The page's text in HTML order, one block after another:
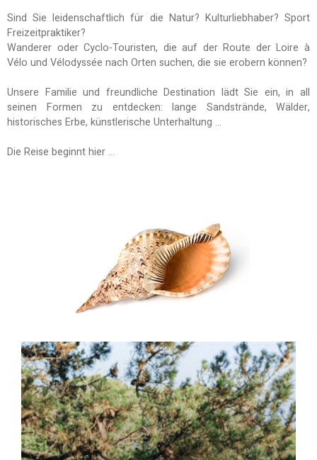
Sind Sie leidenschaftlich für die Natur? Kulturliebhaber? Sport
Freizeitpraktiker?
Wanderer oder Cyclo-Touristen, die auf der Route der Loire à
Vélo und Vélodyssée nach Orten suchen, die sie erobern können?
Unsere Familie und freundliche Destination lädt Sie ein, in all
seinen Formen zu entdecken: lange Sandstrände, Wälder,
historisches Erbe, künstlerische Unterhaltung ...
Die Reise beginnt hier ...